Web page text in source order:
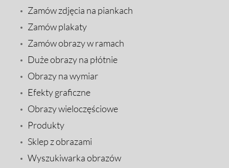
Zamów zdjęcia na piankach
Zamów plakaty
Zamów obrazy w ramach
Duże obrazy na płótnie
Obrazy na wymiar
Efekty graficzne
Obrazy wieloczęściowe
Produkty
Sklep z obrazami
Wyszukiwarka obrazów